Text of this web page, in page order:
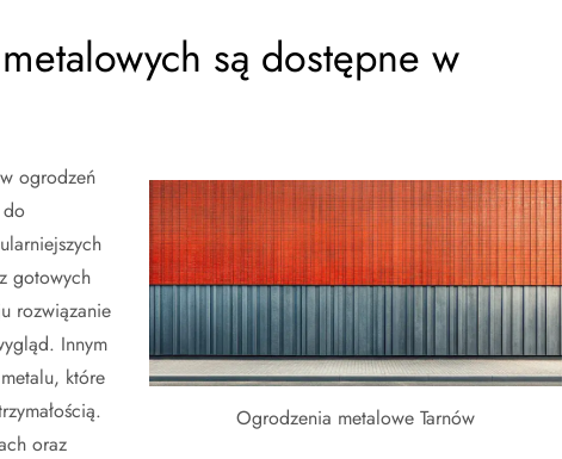
są dostępne w
Ogrodzenia metalowe Tarnów
ogrodzeń
gotowych
rozwiązanie
Innym
które
oraz